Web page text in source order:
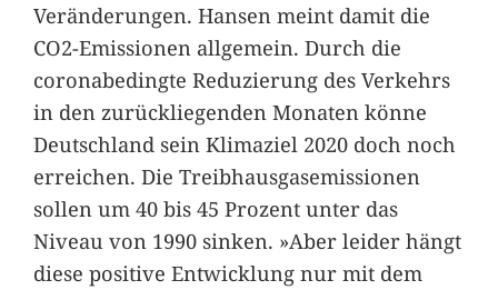
Veränderungen. Hansen meint damit die
CO2-Emissionen allgemein. Durch die
coronabedingte Reduzierung des Verkehrs
in den zurückliegenden Monaten könne
Deutschland sein Klimaziel 2020 doch noch
erreichen. Die Treibhausgasemissionen
sollen um 40 bis 45 Prozent unter das
Niveau von 1990 sinken. »Aber leider hängt
diese positive Entwicklung nur mit dem